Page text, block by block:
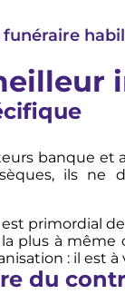
banque
ils ne
est primordial
plus à
: il est
du